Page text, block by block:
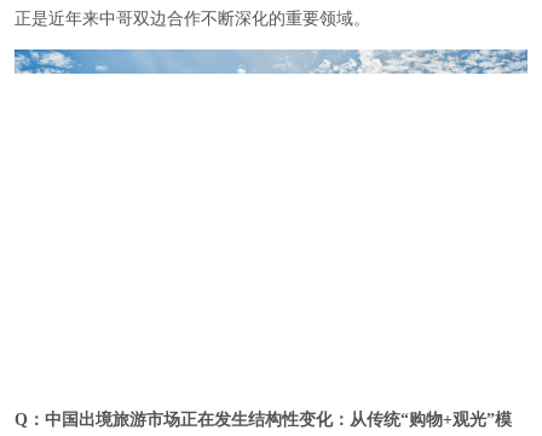
正是近年来中哥双边合作不断深化的重要领域。
Q ： 中国出境旅游市场正在发生结构性变化：从传统“购物+观光”模